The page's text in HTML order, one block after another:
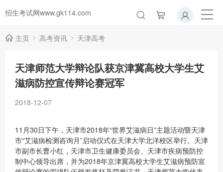
招生考试网www.gk114.com
主页 高考资讯 天津高考
天津师范大学辩论队获京津冀高校大学生艾
滋病防控宣传辩论赛冠军
2018-12-07
11月30日下午，天津市2018年“世界艾滋病日”主题活动暨天津
市“艾滋病检测咨询月”启动仪式在天津大学北洋校区举行。天津
市副市长曹小红，天津市卫生健康委员会、天津市疾病预防控
制中心领导出席，并为2018年京津冀高校大学生艾滋病预防宣